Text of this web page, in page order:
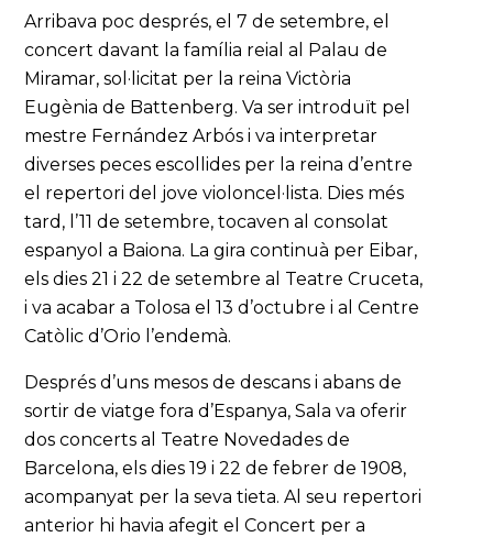
Arribava poc després, el 7 de setembre, el
concert davant la família reial al Palau de
Miramar, sol·licitat per la reina Victòria
Eugènia de Battenberg. Va ser introduït pel
mestre Fernández Arbós i va interpretar
diverses peces escollides per la reina d’entre
el repertori del jove violoncel·lista. Dies més
tard, l’11 de setembre, tocaven al consolat
espanyol a Baiona. La gira continuà per Eibar,
els dies 21 i 22 de setembre al Teatre Cruceta,
i va acabar a Tolosa el 13 d’octubre i al Centre
Catòlic d’Orio l’endemà.
Després d’uns mesos de descans i abans de
sortir de viatge fora d’Espanya, Sala va oferir
dos concerts al Teatre Novedades de
Barcelona, els dies 19 i 22 de febrer de 1908,
acompanyat per la seva tieta. Al seu repertori
anterior hi havia afegit el Concert per a